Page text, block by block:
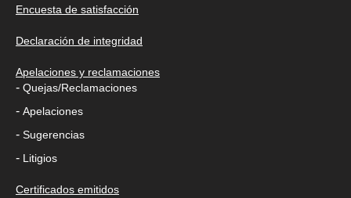
Encuesta de satisfacción
Declaración de integridad
Apelaciones y reclamaciones
- Quejas/Reclamaciones
- Apelaciones
- Sugerencias
- Litigios
Certificados emitidos